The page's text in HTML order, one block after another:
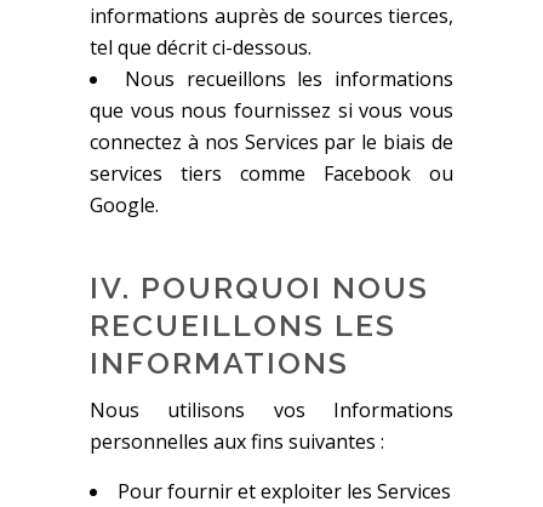
informations auprès de sources tierces,
tel que décrit ci-dessous.
Nous recueillons les informations
que vous nous fournissez si vous vous
connectez à nos Services par le biais de
services tiers comme Facebook ou
Google.
IV. POURQUOI NOUS
RECUEILLONS LES
INFORMATIONS
Nous utilisons vos Informations
personnelles aux fins suivantes :
Pour fournir et exploiter les Services